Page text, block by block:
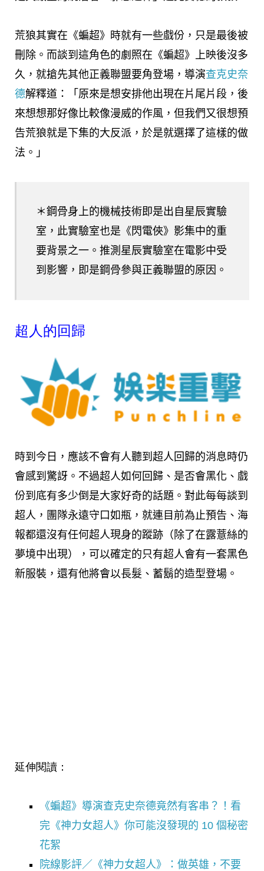
荒狼其實在《蝙超》時就有一些戲份，只是最後被
刪除。而談到這角色的劇照在《蝙超》上映後沒多
久，就搶先其他正義聯盟要角登場，導演查克史奈
德解釋道：「原來是想安排他出現在片尾片段，後
來想想那好像比較像漫威的作風，但我們又很想預
告荒狼就是下集的大反派，於是就選擇了這樣的做
法。」
＊鋼骨身上的機械技術即是出自星辰實驗
室，此實驗室也是《閃電俠》影集中的重
要背景之一。推測星辰實驗室在電影中受
到影響，即是鋼骨參與正義聯盟的原因。
超人的回歸
時到今日，應該不會有人聽到超人回歸的消息時仍
會感到驚訝。不過超人如何回歸、是否會黑化、戲
份到底有多少倒是大家好奇的話題。對此每每談到
超人，團隊永遠守口如瓶，就連目前為止預告、海
報都還沒有任何超人現身的蹤跡（除了在露薏絲的
夢境中出現），可以確定的只有超人會有一套黑色
新服裝，還有他將會以長髮、蓄鬍的造型登場。
延伸閱讀：
《蝙超》導演查克史奈德竟然有客串？！看
完《神力女超人》你可能沒發現的 10 個秘密
花絮
院線影評／《神力女超人》：做英雄，不要